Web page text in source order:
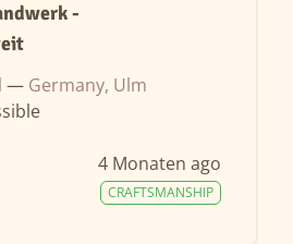
-
— Germany, Ulm
4 Monaten ago
CRAFTSMANSHIP